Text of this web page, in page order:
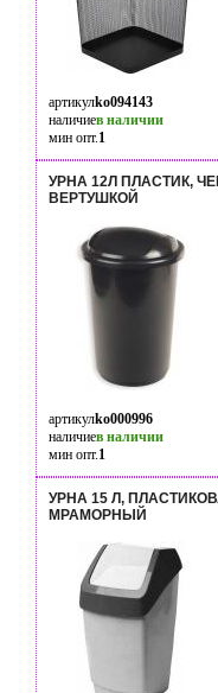
артикулko094143
наличиев наличии
мин опт.1
УРНА 12Л ПЛАСТИК,
ВЕРТУШКОЙ
артикулko000996
наличиев наличии
мин опт.1
УРНА 15 Л,
МРАМОРНЫЙ